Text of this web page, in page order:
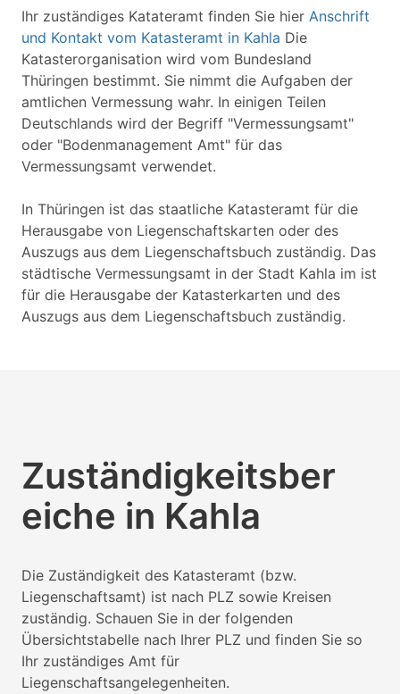
Ihr zuständiges Katateramt finden Sie hier Anschrift
und Kontakt vom Katasteramt in Kahla Die
Katasterorganisation wird vom Bundesland
Thüringen bestimmt. Sie nimmt die Aufgaben der
amtlichen Vermessung wahr. In einigen Teilen
Deutschlands wird der Begriff "Vermessungsamt"
oder "Bodenmanagement Amt" für das
Vermessungsamt verwendet.
In Thüringen ist das staatliche Katasteramt für die
Herausgabe von Liegenschaftskarten oder des
Auszugs aus dem Liegenschaftsbuch zuständig. Das
städtische Vermessungsamt in der Stadt Kahla im ist
für die Herausgabe der Katasterkarten und des
Auszugs aus dem Liegenschaftsbuch zuständig.
Zuständigkeitsber
eiche in Kahla
Die Zuständigkeit des Katasteramt (bzw.
Liegenschaftsamt) ist nach PLZ sowie Kreisen
zuständig. Schauen Sie in der folgenden
Übersichtstabelle nach Ihrer PLZ und finden Sie so
Ihr zuständiges Amt für
Liegenschaftsangelegenheiten.